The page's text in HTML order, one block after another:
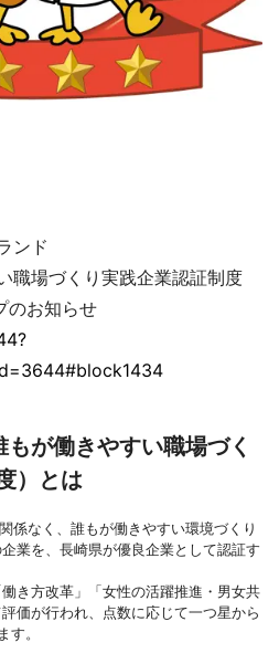
ンド
職場づくり実践企業認証制度
のお知らせ
が働きやすい職場づく
）とは
係なく、誰もが働きやすい環境づくり
業を、長崎県が優良企業として認証す
き方改革」「女性の活躍推進・男女共
価が行われ、点数に応じて一つ星から
す。